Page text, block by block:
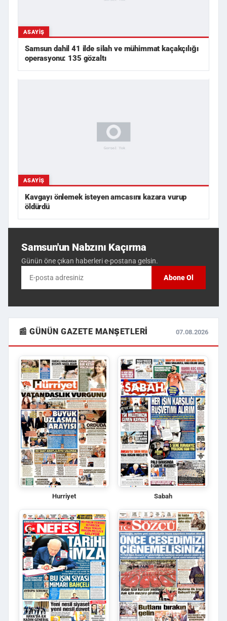
ASAYIŞ
Samsun dahil 41 ilde silah ve mühimmat kaçakçılığı
operasyonu: 135 gözaltı
ASAYIŞ
Kavgayı önlemek isteyen amcasını kazara vurup
öldürdü
Samsun'un Nabzını Kaçırma
Günün öne çıkan haberleri e-postana gelsin.
Abone Ol
📰 GÜNÜN GAZETE MANŞETLERI 07.08.2026
Hurriyet Sabah